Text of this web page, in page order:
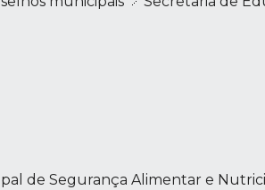
de Segurança Alimentar e